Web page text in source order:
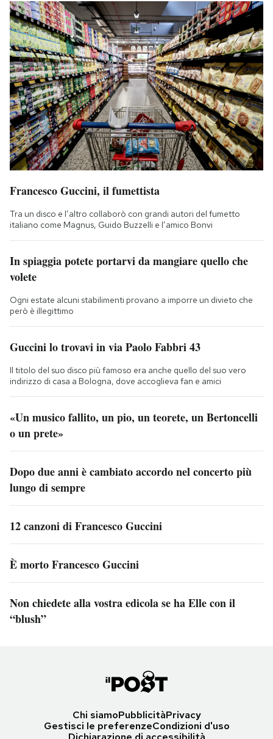
Francesco Guccini, il fumettista
Tra un disco e l’altro collaborò con grandi autori del fumetto
italiano come Magnus, Guido Buzzelli e l’amico Bonvi
In spiaggia potete portarvi da mangiare quello che
volete
Ogni estate alcuni stabilimenti provano a imporre un divieto che
però è illegittimo
Guccini lo trovavi in via Paolo Fabbri 43
Il titolo del suo disco più famoso era anche quello del suo vero
indirizzo di casa a Bologna, dove accoglieva fan e amici
«Un musico fallito, un pio, un teorete, un Bertoncelli
o un prete»
Dopo due anni è cambiato accordo nel concerto più
lungo di sempre
12 canzoni di Francesco Guccini
È morto Francesco Guccini
Non chiedete alla vostra edicola se ha Elle con il
“blush”
Chi siamoPubblicitàPrivacy
Gestisci le preferenzeCondizioni d'uso